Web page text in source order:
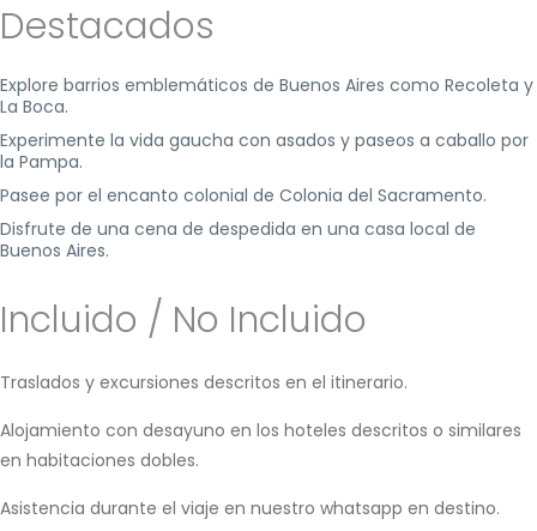
Destacados
Explore barrios emblemáticos de Buenos Aires como Recoleta y
La Boca.
Experimente la vida gaucha con asados y paseos a caballo por
la Pampa.
Pasee por el encanto colonial de Colonia del Sacramento.
Disfrute de una cena de despedida en una casa local de
Buenos Aires.
Incluido / No Incluido
Traslados y excursiones descritos en el itinerario.
Alojamiento con desayuno en los hoteles descritos o similares
en habitaciones dobles.
Asistencia durante el viaje en nuestro whatsapp en destino.